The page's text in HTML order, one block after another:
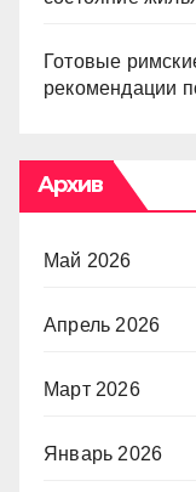
Готовые
рекомендации
Архив
Май 2026
Апрель 2026
Март 2026
Январь 2026